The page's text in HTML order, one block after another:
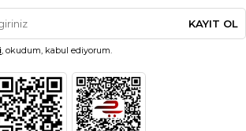
KAYIT OL
, okudum, kabul ediyorum.